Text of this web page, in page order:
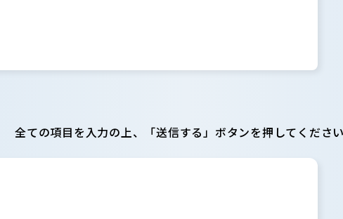
全ての項目を入力の上、「送信する」ボタンを押してくださ